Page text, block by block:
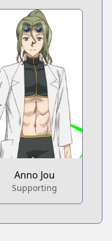
Anno Jou
Supporting